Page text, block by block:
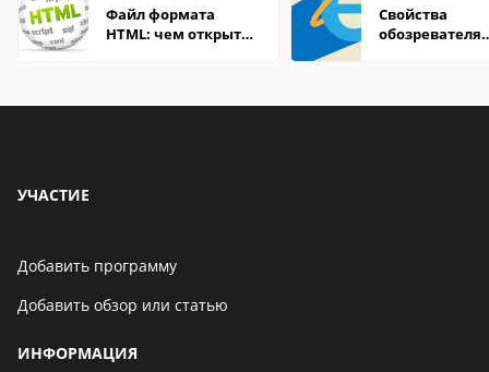
Файл формата
HTML: чем открыть,
Свойства
обозревателя
УЧАСТИЕ
Добавить программу
Добавить обзор или статью
ИНФОРМАЦИЯ